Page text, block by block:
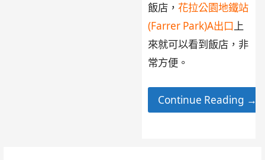
飯店，花拉公園地鐵站
(Farrer Park)A出口上
來就可以看到飯店，非
常方便。
Continue Reading →